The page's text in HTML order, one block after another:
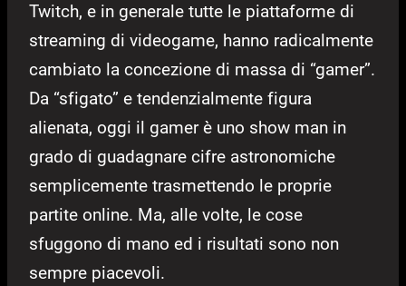
Twitch, e in generale tutte le piattaforme di
streaming di videogame, hanno radicalmente
cambiato la concezione di massa di “gamer”.
Da “sfigato” e tendenzialmente figura
alienata, oggi il gamer è uno show man in
grado di guadagnare cifre astronomiche
semplicemente trasmettendo le proprie
partite online. Ma, alle volte, le cose
sfuggono di mano ed i risultati sono non
sempre piacevoli.